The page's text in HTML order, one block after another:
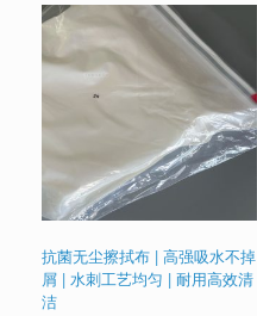
抗菌无尘擦拭布 | 高强吸水不掉
屑 | 水刺工艺均匀 | 耐用高效清
洁